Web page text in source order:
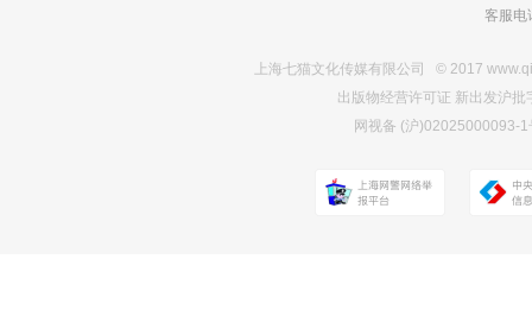
客服电
上海七猫文化传媒有限公司 © 2017
出版物经营许可证 新出发沪
网视备 (沪)02025000093-